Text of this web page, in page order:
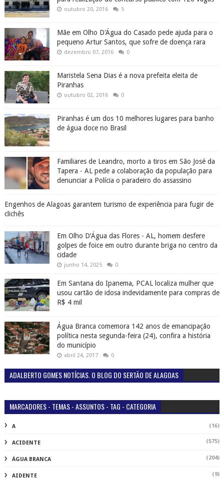
outubro 20, 2016 5
Mãe em Olho D'Água do Casado pede ajuda para o
pequeno Artur Santos, que sofre de doença rara
dezembro 07, 2016 0
Maristela Sena Dias é a nova prefeita eleita de
Piranhas
outubro 02, 2016 0
Piranhas é um dos 10 melhores lugares para banho
de água doce no Brasil
Familiares de Leandro, morto a tiros em São José da
Tapera - AL pede a colaboração da população para
denunciar a Polícia o paradeiro do assassino
Engenhos de Alagoas garantem turismo de experiência para fugir de
clichês
Em Olho D’Água das Flores - AL, homem desfere
golpes de foice em outro durante briga no centro da
cidade
junho 14, 2025 0
Em Santana do Ipanema, PCAL localiza mulher que
usou cartão de idosa indevidamente para compras de
R$ 4 mil
Água Branca comemora 142 anos de emancipação
política nesta segunda-feira (24), confira a história
do município
abril 24, 2017 0
ADALBERTO GOMES NOTÍCIAS. O BLOG DO SERTÃO DE ALAGOAS
MARCADORES - TEMAS - ASSUNTOS - TAG - CATEGORIA
A (16)
ACIDENTE (575)
ÁGUA BRANCA (204)
AIDENTE (9)